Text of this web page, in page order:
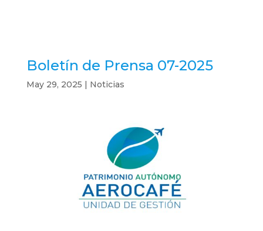
Boletín de Prensa 07-2025
May 29, 2025 | Noticias